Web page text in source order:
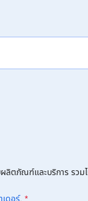
ตภัณฑ์และบริการ รว